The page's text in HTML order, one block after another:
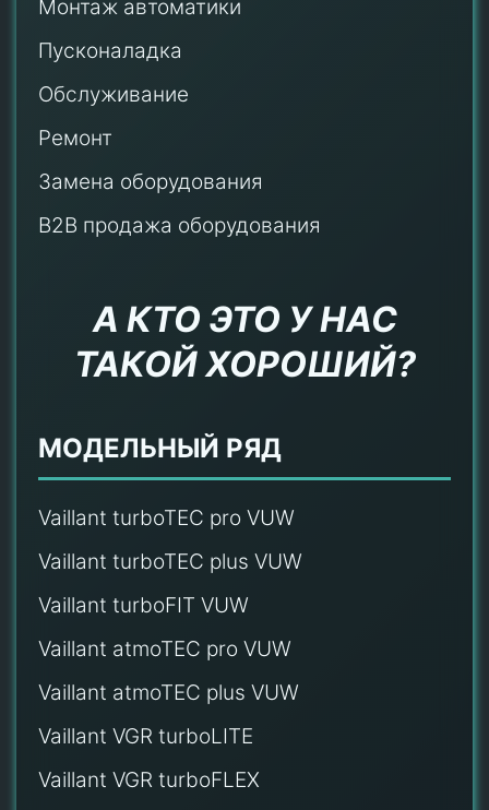
Монтаж автоматики
Пусконаладка
Обслуживание
Ремонт
Замена оборудования
B2B продажа оборудования
А КТО ЭТО У НАС
ТАКОЙ ХОРОШИЙ?
МОДЕЛЬНЫЙ РЯД
Vaillant turboTEC pro VUW
Vaillant turboTEC plus VUW
Vaillant turboFIT VUW
Vaillant atmoTEC pro VUW
Vaillant atmoTEC plus VUW
Vaillant VGR turboLITE
Vaillant VGR turboFLEX